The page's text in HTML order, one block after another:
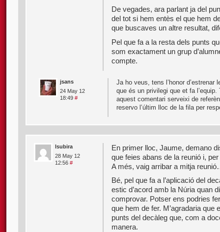
De vegades, ara parlant ja del
del tot si hem entès el que hem
que buscaves un altre resultat,
Pel que fa a la resta dels punts
som exactament un grup
compte.
jsans
24 May 12
18:49 #
Ja ho veus, tens l’honor
que és un privilegi que et fa
aquest comentari serveixi de
reservo l’últim lloc de la fila per
lsubira
28 May 12
12:56 #
En primer lloc, Jaume, demano
que feies abans de la reunió i,
A més, vaig arribar a mitja
Bé, pel que fa a l’aplicació del
estic d’acord amb la Núria quan
comprovar. Potser ens podries
que hem de fer. M’agradaria
punts del decàleg que, com a
manera.